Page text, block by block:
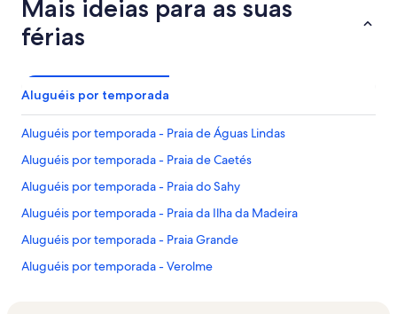
Mais ideias para as suas
férias
Aluguéis por temporada
Aluguéis por temporada - Praia de Águas Lindas
Aluguéis por temporada - Praia de Caetés
Aluguéis por temporada - Praia do Sahy
Aluguéis por temporada - Praia da Ilha da Madeira
Aluguéis por temporada - Praia Grande
Aluguéis por temporada - Verolme